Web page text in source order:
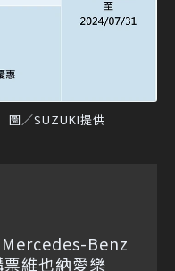
圖／SUZUKI提供
Benz
維也納愛樂